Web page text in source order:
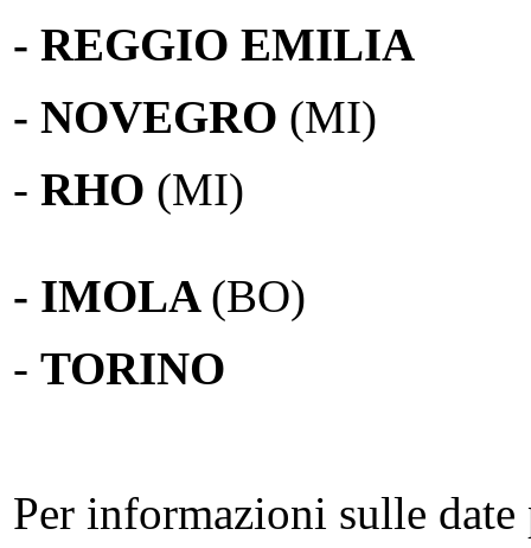
- REGGIO EMILIA
- NOVEGRO (MI)
- RHO (MI)
- IMOLA (BO)
- TORINO
Per informazioni sulle